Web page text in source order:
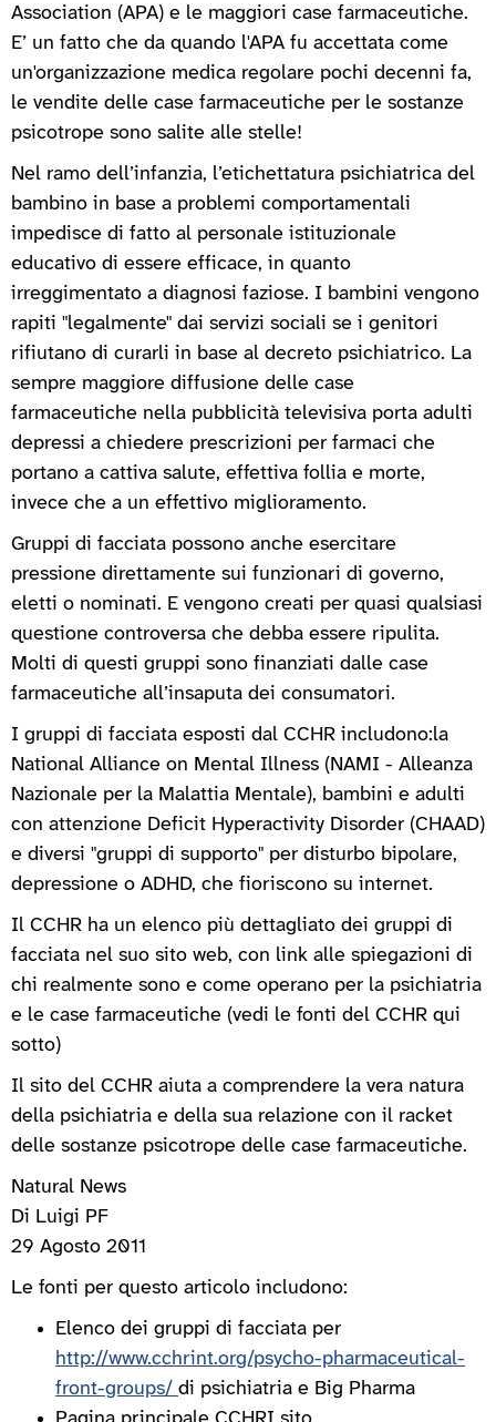
Association (APA) e le maggiori case farmaceutiche.
E’ un fatto che da quando l'APA fu accettata come
un'organizzazione medica regolare pochi decenni fa,
le vendite delle case farmaceutiche per le sostanze
psicotrope sono salite alle stelle!
Nel ramo dell’infanzia, l’etichettatura psichiatrica del
bambino in base a problemi comportamentali
impedisce di fatto al personale istituzionale
educativo di essere efficace, in quanto
irreggimentato a diagnosi faziose. I bambini vengono
rapiti "legalmente" dai servizi sociali se i genitori
rifiutano di curarli in base al decreto psichiatrico. La
sempre maggiore diffusione delle case
farmaceutiche nella pubblicità televisiva porta adulti
depressi a chiedere prescrizioni per farmaci che
portano a cattiva salute, effettiva follia e morte,
invece che a un effettivo miglioramento.
Gruppi di facciata possono anche esercitare
pressione direttamente sui funzionari di governo,
eletti o nominati. E vengono creati per quasi qualsiasi
questione controversa che debba essere ripulita.
Molti di questi gruppi sono finanziati dalle case
farmaceutiche all’insaputa dei consumatori.
I gruppi di facciata esposti dal CCHR includono:la
National Alliance on Mental Illness (NAMI - Alleanza
Nazionale per la Malattia Mentale), bambini e adulti
con attenzione Deficit Hyperactivity Disorder (CHAAD)
e diversi "gruppi di supporto" per disturbo bipolare,
depressione o ADHD, che fioriscono su internet.
Il CCHR ha un elenco più dettagliato dei gruppi di
facciata nel suo sito web, con link alle spiegazioni di
chi realmente sono e come operano per la psichiatria
e le case farmaceutiche (vedi le fonti del CCHR qui
sotto)
Il sito del CCHR aiuta a comprendere la vera natura
della psichiatria e della sua relazione con il racket
delle sostanze psicotrope delle case farmaceutiche.
Natural News
Di Luigi PF
29 Agosto 2011
Le fonti per questo articolo includono:
Elenco dei gruppi di facciata per
http://www.cchrint.org/psycho-pharmaceutical-
front-groups/ di psichiatria e Big Pharma